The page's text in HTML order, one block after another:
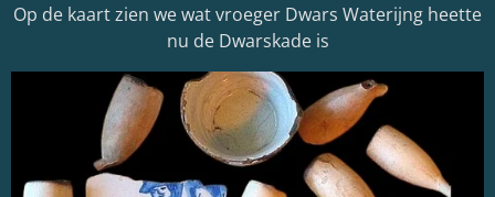
Op de kaart zien we wat vroeger Dwars Waterijng heette
nu de Dwarskade is